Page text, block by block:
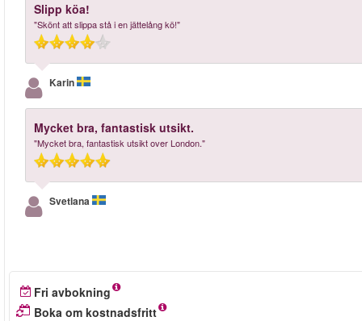
Slipp köa!
"Skönt att slippa stå i en jättelång kö!"
Karin
Mycket bra, fantastisk utsikt.
"Mycket bra, fantastisk utsikt over London."
Svetlana
Fri avbokning
Boka om kostnadsfritt